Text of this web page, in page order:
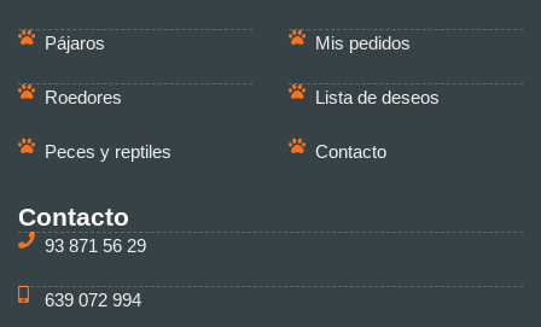
Pájaros
Roedores
Peces y reptiles
Mis pedidos
Lista de deseos
Contacto
Contacto
93 871 56 29
639 072 994